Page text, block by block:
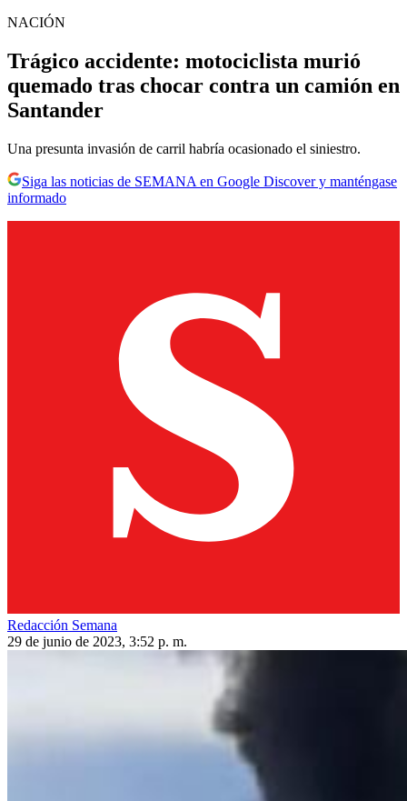
NACIÓN
Trágico accidente: motociclista murió
quemado tras chocar contra un camión en
Santander
Una presunta invasión de carril habría ocasionado el siniestro.
Siga las noticias de SEMANA en Google Discover y manténgase
informado
Redacción Semana
29 de junio de 2023, 3:52 p. m.